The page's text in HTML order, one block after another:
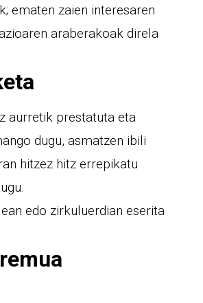
ematen zaien interesaren
araberakoak direla
aurretik prestatuta eta
dugu, asmatzen ibili
hitzez hitz errepikatu
edo zirkuluerdian eserita